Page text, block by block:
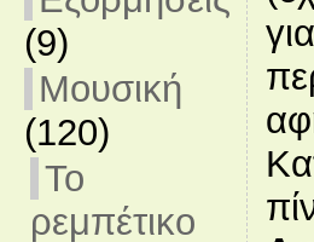
(9)
Μουσική
(120)
Το
ρεμπέτικο